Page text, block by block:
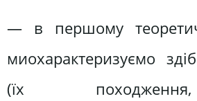
— в першому
миохарактеризуємо
(їх